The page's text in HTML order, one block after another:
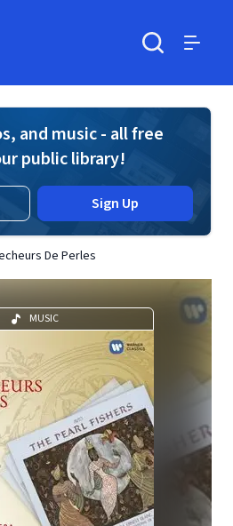
and music - all free
public library!
Sign Up
De Perles
MUSIC